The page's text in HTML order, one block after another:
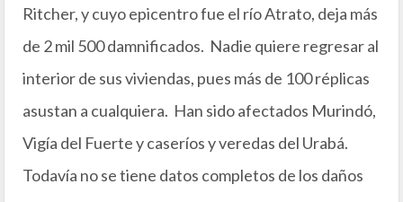
Ritcher, y cuyo epicentro fue el río Atrato, deja más
de 2 mil 500 damnificados. Nadie quiere regresar al
interior de sus viviendas, pues más de 100 réplicas
asustan a cualquiera. Han sido afectados Murindó,
Vigía del Fuerte y caseríos y veredas del Urabá.
Todavía no se tiene datos completos de los daños